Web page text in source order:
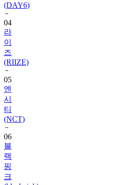
(DAY6)
04
라
이
즈
(RIIZE)
05
엔
시
티
(NCT)
06
블
랙
핑
크